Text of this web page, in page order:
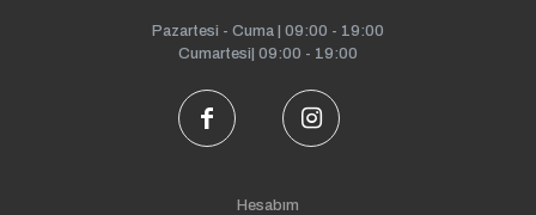
Pazartesi - Cuma | 09:00 - 19:00
Cumartesi| 09:00 - 19:00
Hesabım